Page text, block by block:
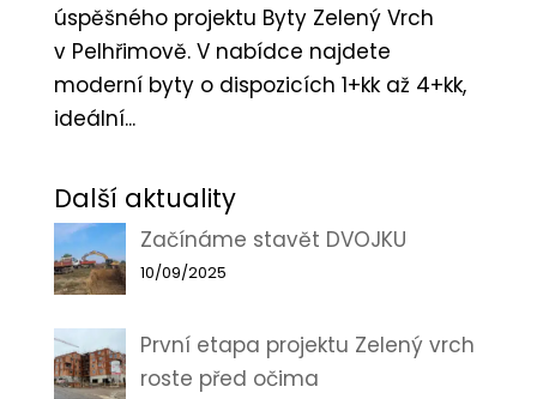
úspěšného projektu Byty Zelený Vrch
v Pelhřimově. V nabídce najdete
moderní byty o dispozicích 1+kk až 4+kk,
ideální...
Další aktuality
Začínáme stavět DVOJKU
10/09/2025
První etapa projektu Zelený vrch
roste před očima